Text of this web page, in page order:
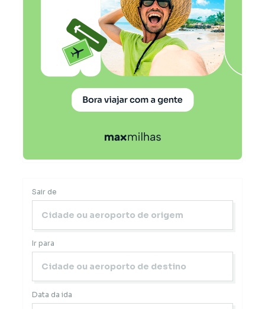
Sair de
Ir para
Data da ida